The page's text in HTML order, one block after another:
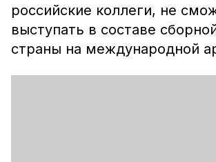
российские коллеги, не
выступать в составе
страны на международной